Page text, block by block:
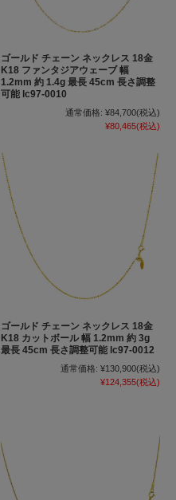
ゴールド チェーン ネックレス 18金
K18 ファンタジアウェーブ 幅
1.2mm 約 1.4g 最長 45cm 長さ調整
可能 lc97-0010
通常価格: ¥84,700(税込)
¥80,465(税込)
ゴールド チェーン ネックレス 18金
K18 カットボール 幅 1.2mm 約 3g
最長 45cm 長さ調整可能 lc97-0012
通常価格: ¥130,900(税込)
¥124,355(税込)